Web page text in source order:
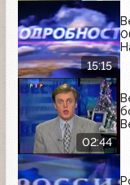
15:15
02:44